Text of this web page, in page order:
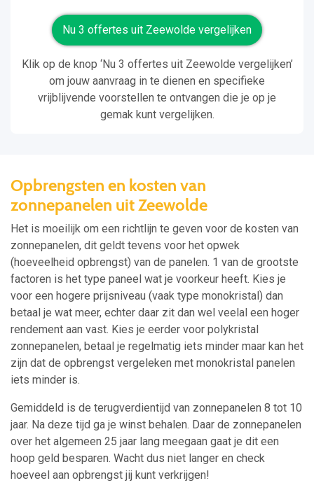
Nu 3 offertes uit Zeewolde vergelijken
Klik op de knop ‘Nu 3 offertes uit Zeewolde vergelijken’
om jouw aanvraag in te dienen en specifieke
vrijblijvende voorstellen te ontvangen die je op je
gemak kunt vergelijken.
Opbrengsten en kosten van
zonnepanelen uit Zeewolde
Het is moeilijk om een richtlijn te geven voor de kosten van
zonnepanelen, dit geldt tevens voor het opwek
(hoeveelheid opbrengst) van de panelen. 1 van de grootste
factoren is het type paneel wat je voorkeur heeft. Kies je
voor een hogere prijsniveau (vaak type monokristal) dan
betaal je wat meer, echter daar zit dan wel veelal een hoger
rendement aan vast. Kies je eerder voor polykristal
zonnepanelen, betaal je regelmatig iets minder maar kan het
zijn dat de opbrengst vergeleken met monokristal panelen
iets minder is.
Gemiddeld is de terugverdientijd van zonnepanelen 8 tot 10
jaar. Na deze tijd ga je winst behalen. Daar de zonnepanelen
over het algemeen 25 jaar lang meegaan gaat je dit een
hoop geld besparen. Wacht dus niet langer en check
hoeveel aan opbrengst jij kunt verkrijgen!